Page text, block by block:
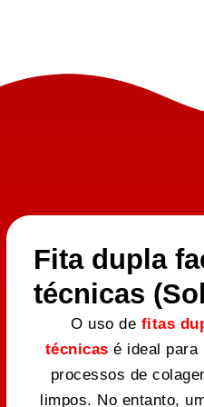
Fita dupla
técnicas
O uso de fitas
técnicas é ideal para
processos de
limpos. No entanto,